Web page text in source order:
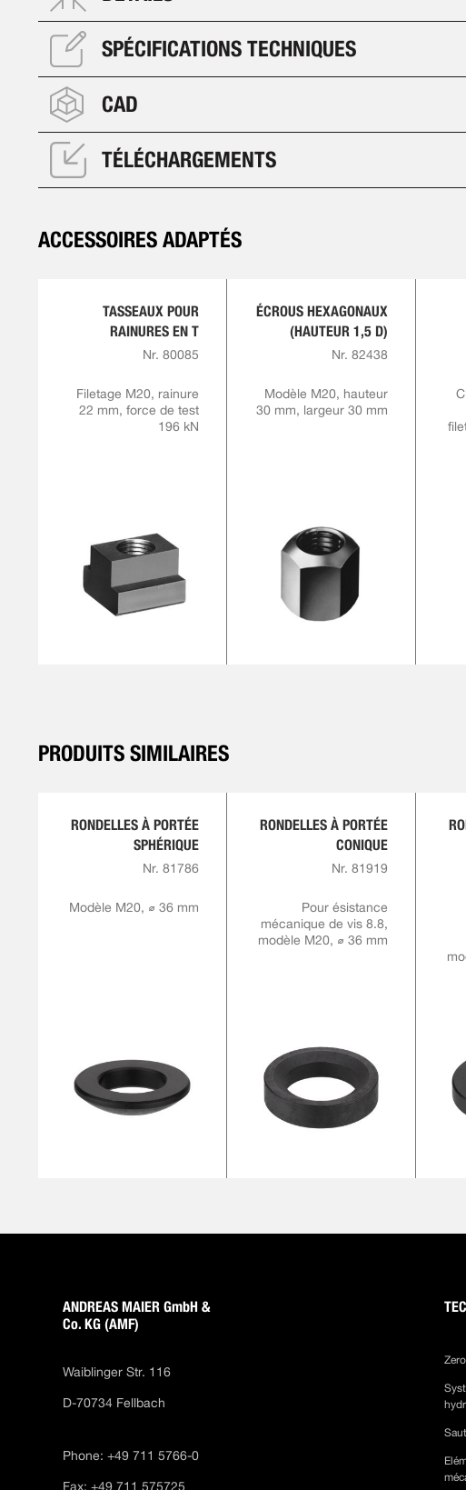
SPÉCIFICATIONS TECHNIQUES
CAD
TÉLÉCHARGEMENTS
ACCESSOIRES ADAPTÉS
TASSEAUX POUR
RAINURES EN T
Nr. 80085
Filetage M20, rainure
22 mm, force de test
196 kN
ÉCROUS HEXAGONAUX
(HAUTEUR 1,5 D)
Nr. 82438
Modèle M20, hauteur
30 mm, largeur 30 mm
PRODUITS SIMILAIRES
RONDELLES À PORTÉE
SPHÉRIQUE
Nr. 81786
Modèle M20, ⌀ 36 mm
RONDELLES À PORTÉE
CONIQUE
Nr. 81919
Pour ésistance
mécanique de vis 8.8,
modèle M20, ⌀ 36 mm
ANDREAS MAIER GmbH &
Co. KG (AMF)
Waiblinger Str. 116
D-70734 Fellbach
Phone: +49 711 5766-0
Fax: +49 711 575725